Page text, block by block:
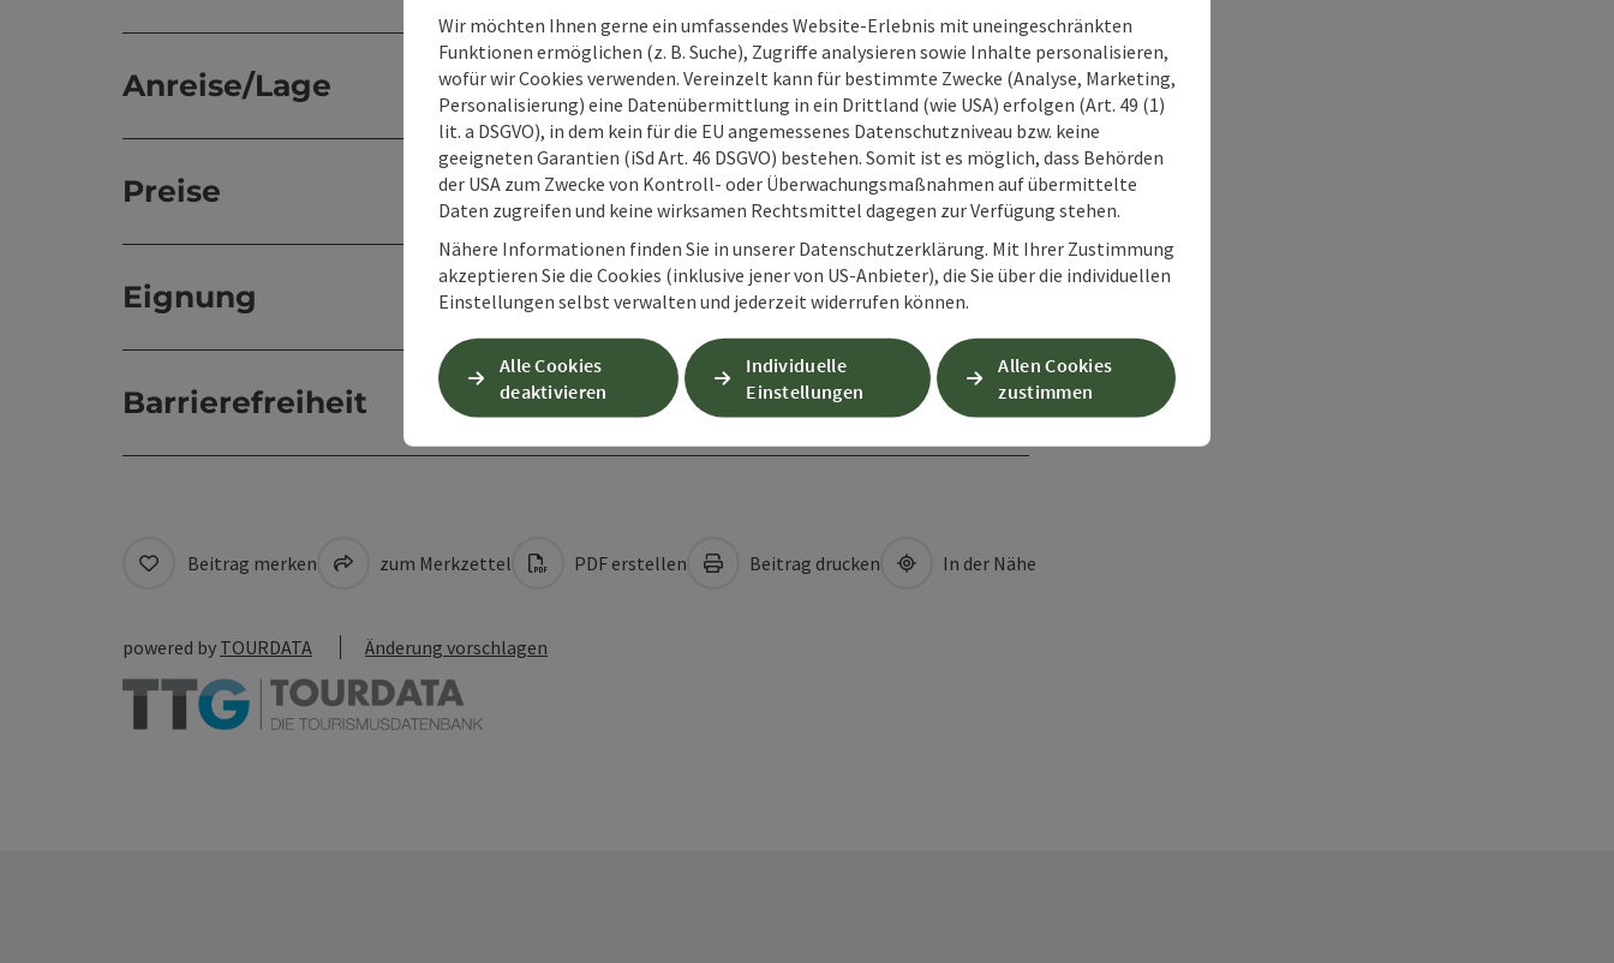
Anreise/Lage
Preise
Eignung
Barrierefreiheit
Beitrag merken zum Merkzettel PDF erstellen Beitrag drucken In der Nähe
powered by TOURDATA Änderung vorschlagen
Wir möchten Ihnen gerne ein umfassendes Website-Erlebnis mit uneingeschränkten
Funktionen ermöglichen (z. B. Suche), Zugriffe analysieren sowie Inhalte personalisieren,
wofür wir Cookies verwenden. Vereinzelt kann für bestimmte Zwecke (Analyse, Marketing,
Personalisierung) eine Datenübermittlung in ein Drittland (wie USA) erfolgen (Art. 49 (1)
lit. a DSGVO), in dem kein für die EU angemessenes Datenschutzniveau bzw. keine
geeigneten Garantien (iSd Art. 46 DSGVO) bestehen. Somit ist es möglich, dass Behörden
der USA zum Zwecke von Kontroll- oder Überwachungsmaßnahmen auf übermittelte
Daten zugreifen und keine wirksamen Rechtsmittel dagegen zur Verfügung stehen.
Nähere Informationen finden Sie in unserer Datenschutzerklärung. Mit Ihrer Zustimmung
akzeptieren Sie die Cookies (inklusive jener von US-Anbieter), die Sie über die individuellen
Einstellungen selbst verwalten und jederzeit widerrufen können.
Alle Cookies
deaktivieren
Individuelle
Einstellungen
Allen Cookies
zustimmen